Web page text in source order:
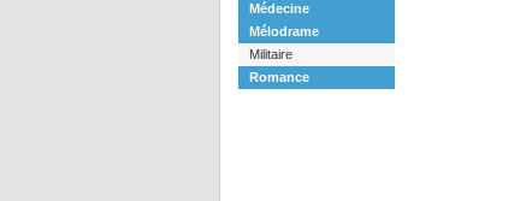
Médecine
Mélodrame
Militaire
Romance